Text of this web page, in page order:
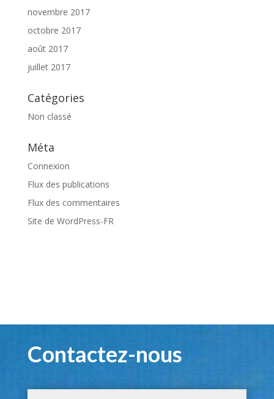
novembre 2017
octobre 2017
août 2017
juillet 2017
Catégories
Non classé
Méta
Connexion
Flux des publications
Flux des commentaires
Site de WordPress-FR
Contactez-nous